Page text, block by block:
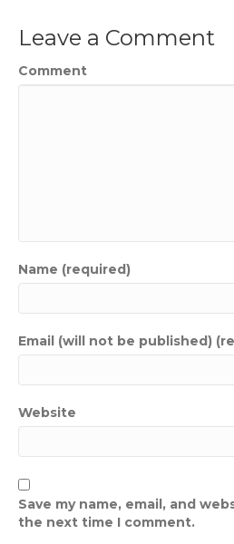
Leave a Comment
Comment
Name (required)
Email (will not be published)
Website
Save my name, email, and
the next time I comment.